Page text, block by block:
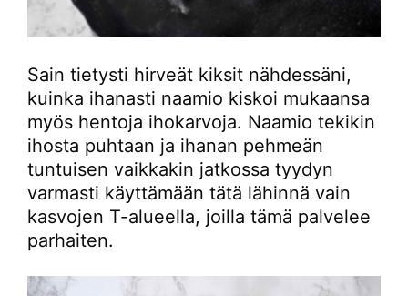
Sain tietysti hirveät kiksit nähdessäni,
kuinka ihanasti naamio kiskoi mukaansa
myös hentoja ihokarvoja. Naamio tekikin
ihosta puhtaan ja ihanan pehmeän
tuntuisen vaikkakin jatkossa tyydyn
varmasti käyttämään tätä lähinnä vain
kasvojen T-alueella, joilla tämä palvelee
parhaiten.